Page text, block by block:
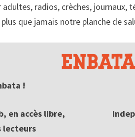
radios, crèches, journaux,
que jamais notre planche de
!
en accès libre,
lecteurs